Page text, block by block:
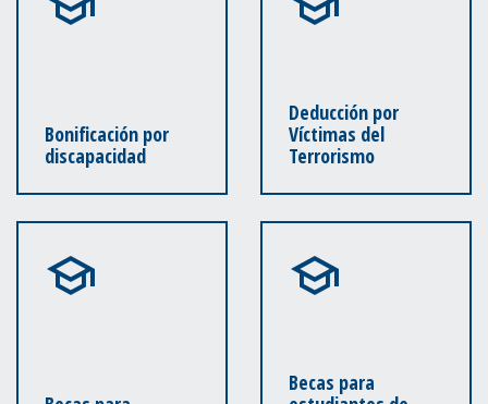
Bonificación por
discapacidad
Deducción por
Víctimas del
Terrorismo
Becas para